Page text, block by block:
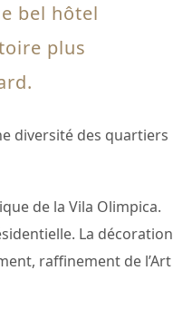
bel hôtel
plus
diversité des quartiers
de la Vila Olimpica.
La décoration
raffinement de l’Art